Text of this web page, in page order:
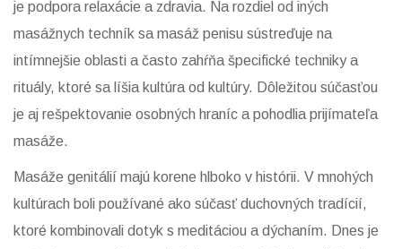
je podpora relaxácie a zdravia. Na rozdiel od iných
masážnych techník sa masáž penisu sústreďuje na
intímnejšie oblasti a často zahŕňa špecifické techniky a
rituály, ktoré sa líšia kultúra od kultúry. Dôležitou súčasťou
je aj rešpektovanie osobných hraníc a pohodlia prijímateľa
masáže.
Masáže genitálií majú korene hlboko v histórii. V mnohých
kultúrach boli používané ako súčasť duchovných tradícií,
ktoré kombinovali dotyk s meditáciou a dýchaním. Dnes je